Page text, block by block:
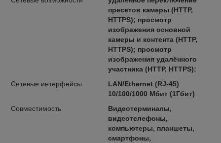
пресетов камеры (HTTP,
HTTPS); просмотр
изображения основной
камеры и контента (HTTP,
HTTPS); просмотр
изображения удалённого
участника (HTTP, HTTPS);
Сетевые интерфейсы
LAN/Ethernet (RJ-45)
10/100/1000 Мбит (1Гбит)
Совместимость
Видеотерминалы,
видеотелефоны,
компьютеры, планшеты,
смартфоны,